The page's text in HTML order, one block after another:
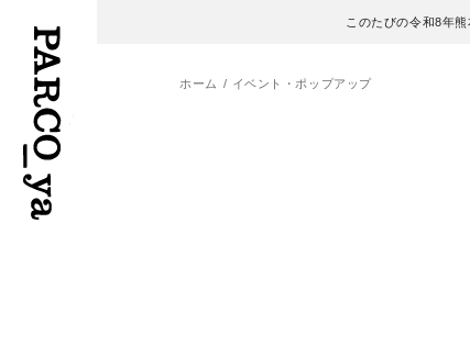
このたびの令和8年
ホーム イベント・ポップアップ